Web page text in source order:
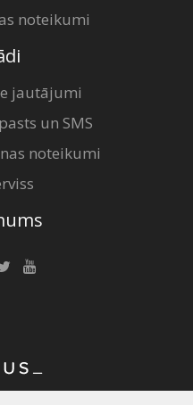
noteikumi
jautājumi
un SMS
noteikumi